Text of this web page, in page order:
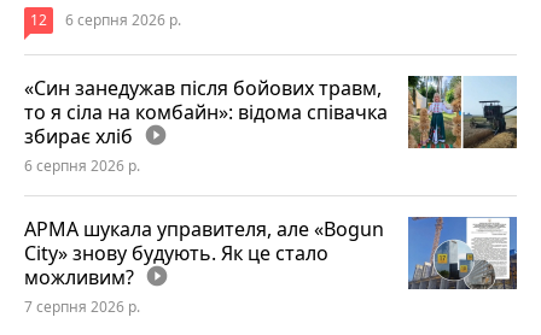
12 6 серпня 2026 р.
«Син занедужав після бойових травм,
то я сіла на комбайн»: відома співачка
збирає хліб play_circle_filled
6 серпня 2026 р.
АРМА шукала управителя, але «Bogun
City» знову будують. Як це стало
можливим? play_circle_filled
7 серпня 2026 р.